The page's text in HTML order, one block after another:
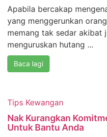
Apabila bercakap
yang menggerunkan
memang tak sedar akibat
menguruskan hutang ...
Baca lagi
Tips Kewangan
Nak Kurangkan
Untuk Bantu Anda